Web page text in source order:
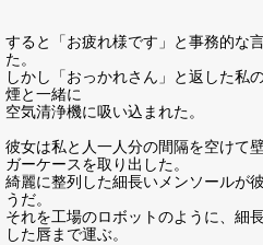
すると「お疲れ様です」と事務的な
た。
しかし「おっかれさん」と返した私
煙と一緒に
空気清浄機に吸い込まれた。
彼女は私と人一人分の間隔を空けて
ガーケースを取り出した。
綺麗に整列した細長いメンソールが
うだ。
それを工場のロボットのように、細
した唇まで運ぶ。